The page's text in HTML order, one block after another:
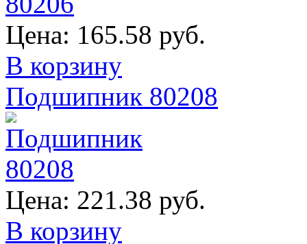
Цена: 165.58 руб.
В корзину
Подшипник 80208
Цена: 221.38 руб.
В корзину